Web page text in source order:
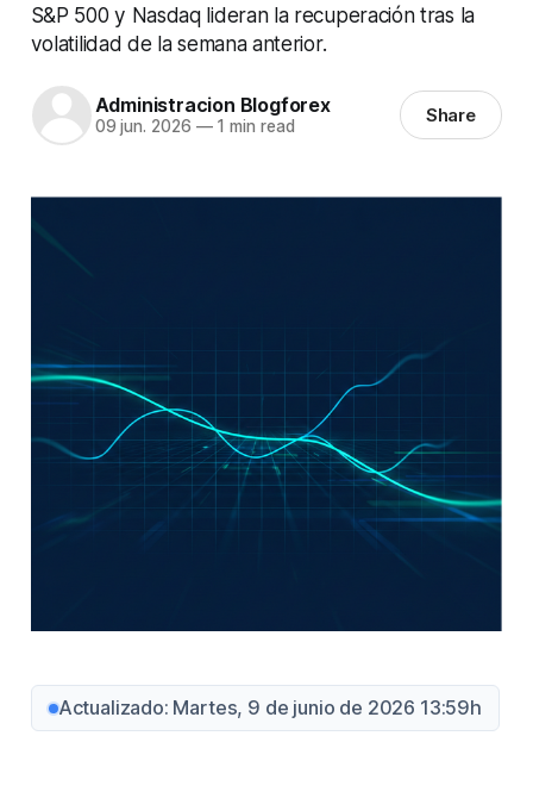
S&P 500 y Nasdaq lideran la recuperación tras la
volatilidad de la semana anterior.
Administracion Blogforex
09 jun. 2026 —1 min read Share
Actualizado: Martes, 9 de junio de 2026 13:59h